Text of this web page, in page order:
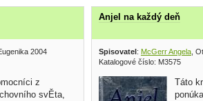
2004
z
svĚta,
Anjel na každý deň
Spisovatel : McGerr Angela,
Katalogové číslo: M3575
Táto